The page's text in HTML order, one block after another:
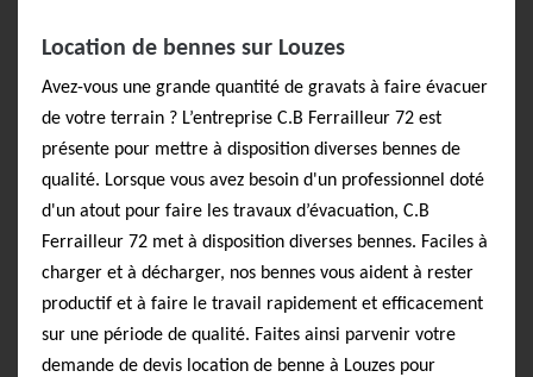
Location de bennes sur Louzes
Avez-vous une grande quantité de gravats à faire évacuer
de votre terrain ? L’entreprise C.B Ferrailleur 72 est
présente pour mettre à disposition diverses bennes de
qualité. Lorsque vous avez besoin d'un professionnel doté
d'un atout pour faire les travaux d’évacuation, C.B
Ferrailleur 72 met à disposition diverses bennes. Faciles à
charger et à décharger, nos bennes vous aident à rester
productif et à faire le travail rapidement et efficacement
sur une période de qualité. Faites ainsi parvenir votre
demande de devis location de benne à Louzes pour